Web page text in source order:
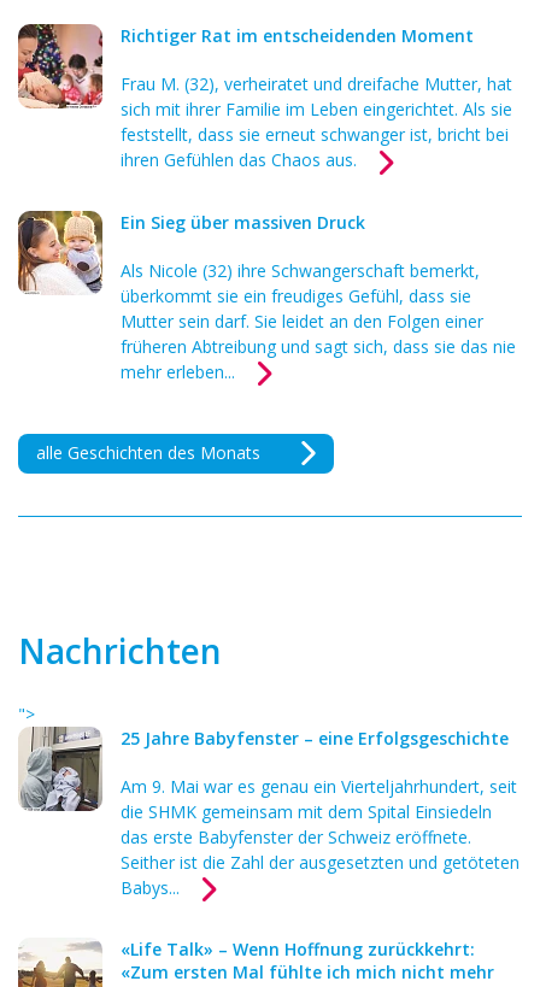
Richtiger Rat im entscheidenden Moment
Frau M. (32), verheiratet und dreifache Mutter, hat
sich mit ihrer Familie im Leben eingerichtet. Als sie
feststellt, dass sie erneut schwanger ist, bricht bei
ihren Gefühlen das Chaos aus.
Ein Sieg über massiven Druck
Als Nicole (32) ihre Schwangerschaft bemerkt,
überkommt sie ein freudiges Gefühl, dass sie
Mutter sein darf. Sie leidet an den Folgen einer
früheren Abtreibung und sagt sich, dass sie das nie
mehr erleben...
alle Geschichten des Monats
Nachrichten
">
25 Jahre Babyfenster – eine Erfolgsgeschichte
Am 9. Mai war es genau ein Vierteljahrhundert, seit
die SHMK gemeinsam mit dem Spital Einsiedeln
das erste Babyfenster der Schweiz eröffnete.
Seither ist die Zahl der ausgesetzten und getöteten
Babys...
«Life Talk» – Wenn Hoffnung zurückkehrt:
«Zum ersten Mal fühlte ich mich nicht mehr